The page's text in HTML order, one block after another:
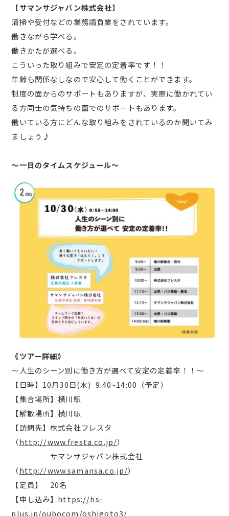
【サマンサジャパン株式会社】
清掃や受付などの業務請負業をされています。
働きながら学べる。
働きかたが選べる。
こういった取り組みで安定の定着率です！！
年齢も関係なしなので安心して働くことができます。
制度の面からのサポートもありますが、実際に働かれてい
る方同士の気持ちの面でのサポートもあります。
働いている方にどんな取り組みをされているのか聞いてみ
ましょう♪
～一日のタイムスケジュール～
《ツアー詳細》
～人生のシーン別に働き方が選べて安定の定着率！！～
【日時】10月30日(水) 9:40~14:00（予定）
【集合場所】横川駅
【解散場所】横川駅
【訪問先】株式会社フレスタ
（http://www.fresta.co.jp/）
サマンサジャパン株式会社
（http://www.samansa.co.jp/）
【定員】 20名
【申し込み】 https://hs-
plus.jp/oubocom/oshigoto3/